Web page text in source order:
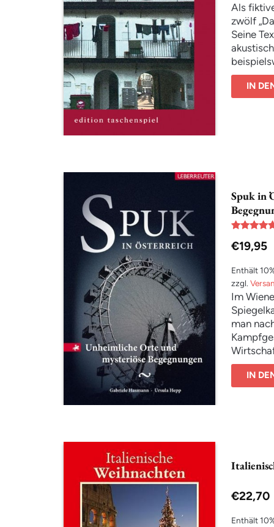
Als
zwölf
Seine
IN
Spuk in
mit
€19,95
Enthält
zzgl.
Im
man
IN
€22,70
Enthält